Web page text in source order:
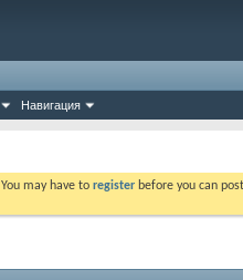
Навигация
may have to register before you can